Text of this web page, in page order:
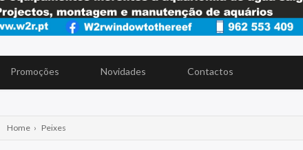
Promoções Novidades Contactos
Home › Peixes